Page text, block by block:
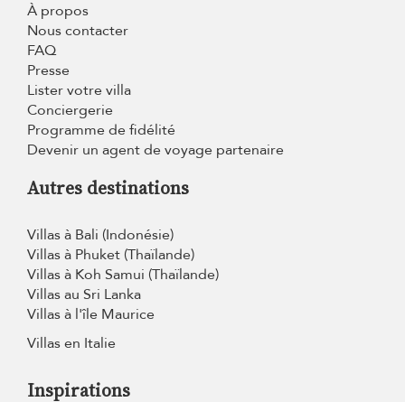
À propos
Nous contacter
FAQ
Presse
Lister votre villa
Conciergerie
Programme de fidélité
Devenir un agent de voyage partenaire
Autres destinations
Villas à Bali (Indonésie)
Villas à Phuket (Thaïlande)
Villas à Koh Samui (Thaïlande)
Villas au Sri Lanka
Villas à l'île Maurice
Villas en Italie
Inspirations